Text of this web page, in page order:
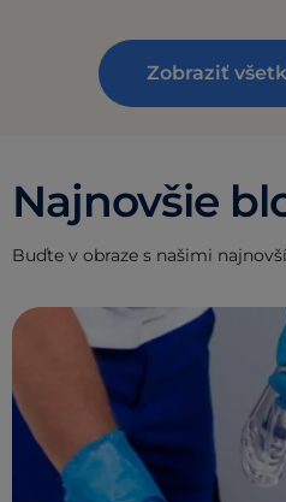
Zobraziť
Najnovšie
Buďte v obraze s našimi